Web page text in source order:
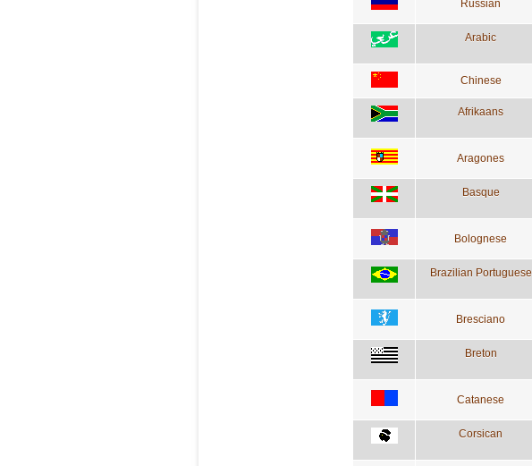
Russian
Arabic
Chinese
Afrikaans
Aragones
Basque
Bolognese
Brazilian Portuguese
Bresciano
Breton
Catanese
Corsican